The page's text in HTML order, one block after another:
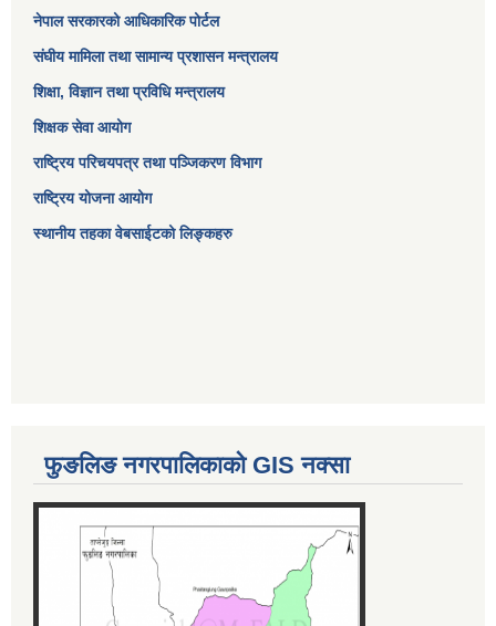
नेपाल सरकारको आधिकारिक पोर्टल
संघीय मामिला तथा सामान्य प्रशासन मन्त्रालय
शिक्षा, विज्ञान तथा प्रविधि मन्त्रालय
शिक्षक सेवा आयोग
राष्ट्रिय परिचयपत्र तथा पञ्जिकरण विभाग
राष्ट्रिय योजना आयोग
स्थानीय तहका वेबसाईटको लिङ्कहरु
फुङलिङ नगरपालिकाको GIS नक्सा